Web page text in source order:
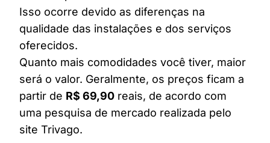
Isso ocorre devido as diferenças na
qualidade das instalações e dos serviços
oferecidos.
Quanto mais comodidades você tiver, maior
será o valor. Geralmente, os preços ficam a
partir de R$ 69,90 reais, de acordo com
uma pesquisa de mercado realizada pelo
site Trivago.